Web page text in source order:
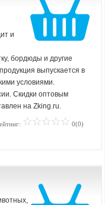
и
бордюды и другие
выпускается в
условиями.
Скидки оптовым
на Zking.ru.
0(0)